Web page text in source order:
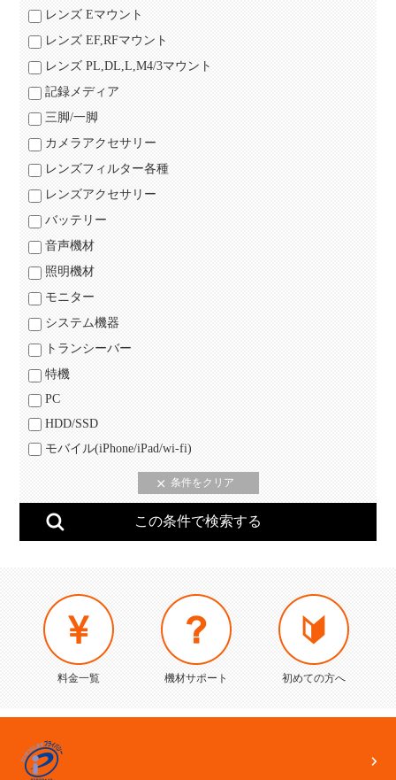
レンズ Eマウント
レンズ EF,RFマウント
レンズ PL,DL,L,M4/3マウント
記録メディア
三脚/一脚
カメラアクセサリー
レンズフィルター各種
レンズアクセサリー
バッテリー
音声機材
照明機材
モニター
システム機器
トランシーバー
特機
PC
HDD/SSD
モバイル(iPhone/iPad/wi-fi)
料金一覧 機材サポート 初めての方へ